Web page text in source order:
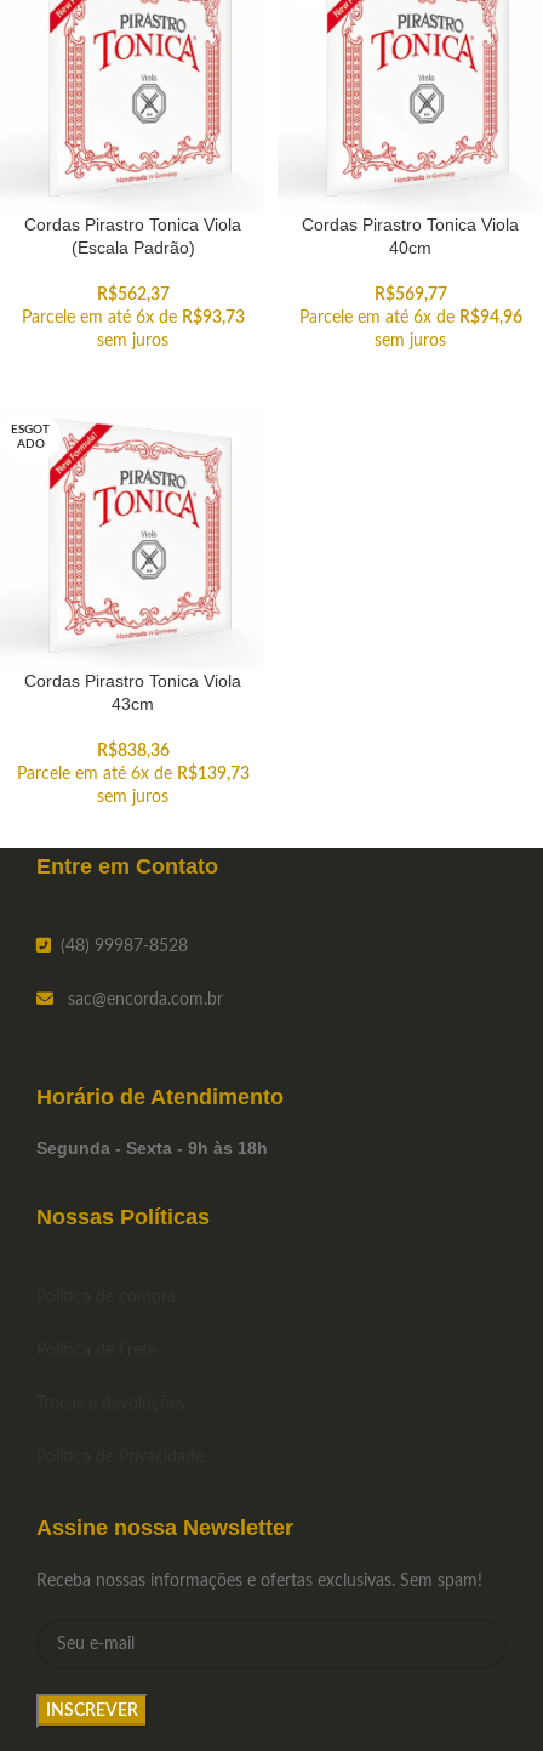
Cordas Pirastro Tonica Viola
(Escala Padrão)
R$562,37
Parcele em até 6x de R$93,73
sem juros
Cordas Pirastro Tonica Viola
40cm
R$569,77
Parcele em até 6x de R$94,96
sem juros
ESGOT
ADO
Cordas Pirastro Tonica Viola
43cm
R$838,36
Parcele em até 6x de R$139,73
sem juros
Entre em Contato
(48) 99987-8528
sac@encorda.com.br
Horário de Atendimento
Segunda - Sexta - 9h às 18h
Nossas Políticas
Assine nossa Newsletter
Receba nossas informações e ofertas exclusivas. Sem spam!